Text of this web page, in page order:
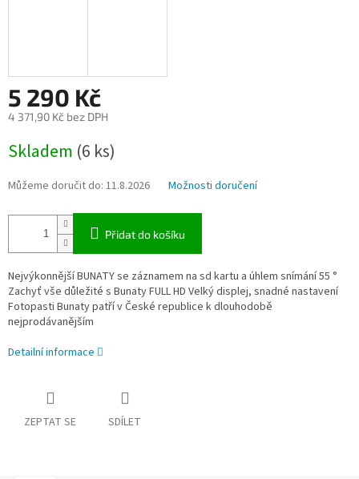
5 290 Kč
4 371,90 Kč bez DPH
cena:
Skladem (6 ks)
Můžeme doručit do: 11.8.2026 Možnosti doručení
Přidat do košíku
Nejvýkonnější BUNATY se záznamem na sd kartu a úhlem snímání 55 °
Zachyť vše důležité s Bunaty FULL HD Velký displej, snadné nastavení
Fotopasti Bunaty patří v České republice k dlouhodobě
nejprodávanějším
Detailní informace
ZEPTAT SE SDÍLET